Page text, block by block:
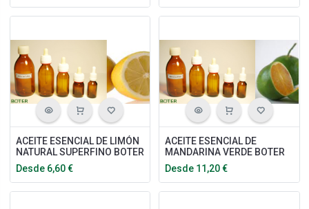
ACEITE ESENCIAL DE LIMÓN
NATURAL SUPERFINO BOTER
Desde 6,60€
ACEITE ESENCIAL DE
MANDARINA VERDE BOTER
Desde 11,20€